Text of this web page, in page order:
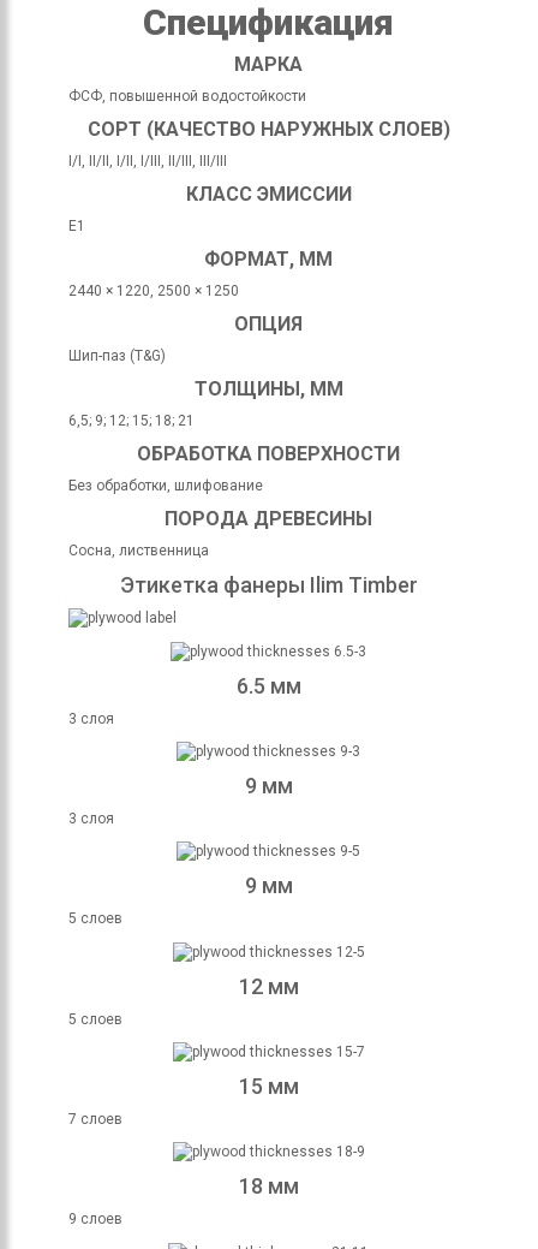
Спецификация
МАРКА
ФСФ, повышенной водостойкости
СОРТ (КАЧЕСТВО НАРУЖНЫХ СЛОЕВ)
I/I, II/II, I/II, I/III, II/III, III/III
КЛАСС ЭМИССИИ
E1
ФОРМАТ, ММ
2440 × 1220, 2500 × 1250
ОПЦИЯ
Шип-паз (T&G)
ТОЛЩИНЫ, ММ
6,5; 9; 12; 15; 18; 21
ОБРАБОТКА ПОВЕРХНОСТИ
Без обработки, шлифование
ПОРОДА ДРЕВЕСИНЫ
Сосна, лиственница
Этикетка фанеры Ilim Timber
6.5 мм
3 слоя
9 мм
3 слоя
9 мм
5 слоев
12 мм
5 слоев
15 мм
7 слоев
18 мм
9 слоев